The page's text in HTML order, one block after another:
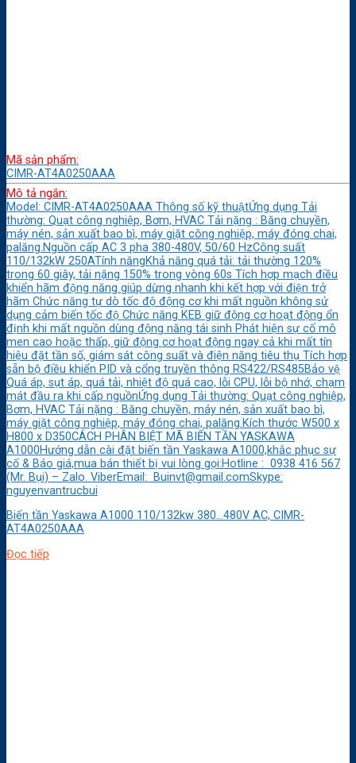
Mã sản phẩm:
CIMR-AT4A0250AAA
Mô tả ngắn:
Model: CIMR-AT4A0250AAA Thông số kỹ thuậtỨng dụng Tải
thường: Quạt công nghiệp, Bơm, HVAC Tải nặng : Băng chuyền,
máy nén, sản xuất bao bì, máy giặt công nghiệp, máy đóng chai,
palăng.Nguồn cấp AC 3 pha 380-480V, 50/60 HzCông suất
110/132kW 250ATính năngKhả năng quá tải: tải thường 120%
trong 60 giây, tải nặng 150% trong vòng 60s Tích hợp mạch điều
khiển hãm động năng giúp dừng nhanh khi kết hợp với điện trở
hãm Chức năng tự dò tốc độ động cơ khi mất nguồn không sử
dụng cảm biến tốc độ Chức năng KEB giữ động cơ hoạt động ổn
định khi mất nguồn dùng động năng tái sinh Phát hiện sự cố mô
men cao hoặc thấp, giữ động cơ hoạt động ngay cả khi mất tín
hiệu đặt tần số, giám sát công suất và điện năng tiêu thụ Tích hợp
sẵn bộ điều khiển PID và cổng truyền thông RS422/RS485Bảo vệ
Quá áp, sụt áp, quá tải, nhiệt độ quá cao, lỗi CPU, lỗi bộ nhớ, chạm
mát đầu ra khi cấp nguồnỨng dụng Tải thường: Quạt công nghiệp,
Bơm, HVAC Tải nặng : Băng chuyền, máy nén, sản xuất bao bì,
máy giặt công nghiệp, máy đóng chai, palăng.Kích thước W500 x
H800 x D350CÁCH PHÂN BIỆT MÃ BIẾN TẦN YASKAWA
A1000Hướng dẫn cài đặt biến tần Yaskawa A1000,khắc phục sự
cố & Báo giá,mua bán thiết bị vui lòng gọi:Hotline : 0938 416 567
(Mr. Bụi) – Zalo. ViberEmail: Buinvt@gmail.comSkype:
nguyenvantrucbui
Biến tần Yaskawa A1000 110/132kw 380…480V AC, CIMR-
AT4A0250AAA
Đọc tiếp